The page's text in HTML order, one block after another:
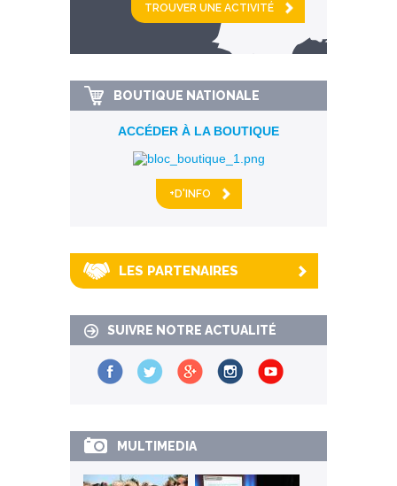
km alentour
BOUTIQUE NATIONALE
ACCÉDER À LA BOUTIQUE
+D'INFO
LES PARTENAIRES
SUIVRE NOTRE ACTUALITÉ
MULTIMEDIA